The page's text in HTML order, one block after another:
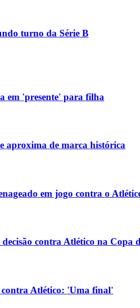
turno da Série B
em 'presente' para filha
aproxima de marca histórica
em jogo contra o
contra Atlético na Copa
contra Atlético: 'Uma final'